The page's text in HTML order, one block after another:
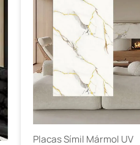
Placas Símil Mármol UV